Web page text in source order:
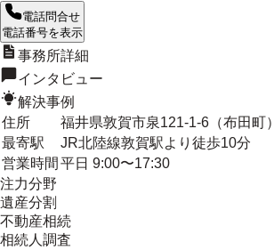
電話問合せ
電話番号を表示
事務所詳細
インタビュー
解決事例
住所
福井県敦賀市泉121-1-6（布田町）
最寄駅
JR北陸線敦賀駅より徒歩10分
営業時間 平日 9:00〜17:30
注力分野
遺産分割
不動産相続
相続人調査